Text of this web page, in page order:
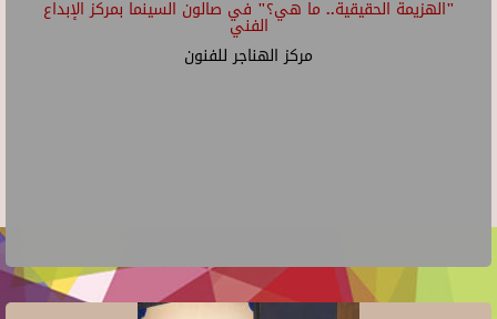
"الهزيمة الحقيقية.. ما هي؟" في صالون السينما بمركز الإبداع
الفني
مركز الهناجر للفنون